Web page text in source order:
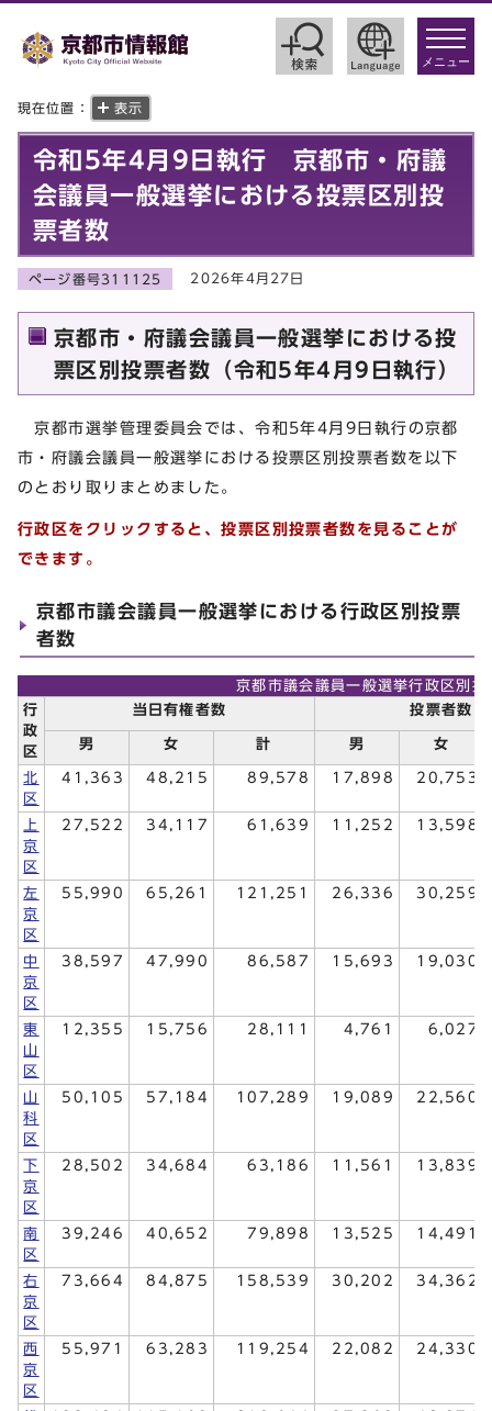
toggle
メニュー
現在位置： 表示
令和5年4月9日執行 京都市・府議
会議員一般選挙における投票区別投
票者数
ページ番号311125 2026年4月27日
京都市・府議会議員一般選挙における投
票区別投票者数（令和5年4月9日執行）
京都市選挙管理委員会では、令和5年4月9日執行の京都
市・府議会議員一般選挙における投票区別投票者数を以下
のとおり取りまとめました。
行政区をクリックすると、投票区別投票者数を見ることが
できます。
京都市議会議員一般選挙における行政区別投票
者数
京都市議会議員一般選挙行政区別投
行
政
区
当日有権者数 投票者数
男 女 計 男 女
北
区
41,363 48,215 89,578 17,898 20,753
上
京
区
27,522 34,117 61,639 11,252 13,598
左
京
区
55,990 65,261 121,251 26,336 30,259
中
京
区
38,597 47,990 86,587 15,693 19,030
東
山
区
12,355 15,756 28,111 4,761 6,027
山
科
区
50,105 57,184 107,289 19,089 22,560
下
京
区
28,502 34,684 63,186 11,561 13,839
南
区
39,246 40,652 79,898 13,525 14,491
右
京
区
73,664 84,875 158,539 30,202 34,362
西
京
区
55,971 63,283 119,254 22,082 24,330